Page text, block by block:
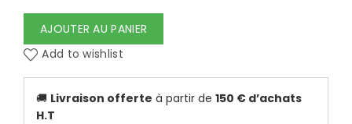
AJOUTER AU PANIER
Add to wishlist
🚚 Livraison offerte à partir de 150 € d’achats
H.T